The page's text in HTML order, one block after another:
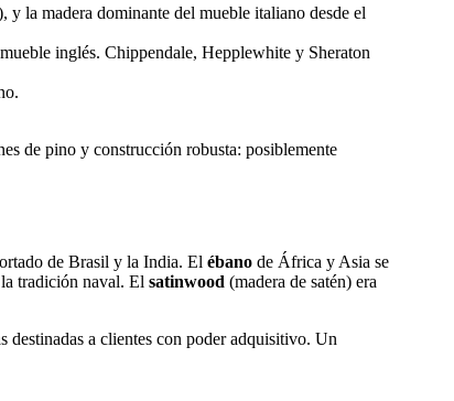
la madera dominante del mueble italiano desde el
inglés. Chippendale, Hepplewhite y Sheraton
de pino y construcción robusta: posiblemente
de Brasil y la India. El ébano de África y Asia se
tradición naval. El satinwood (madera de satén) era
destinadas a clientes con poder adquisitivo. Un